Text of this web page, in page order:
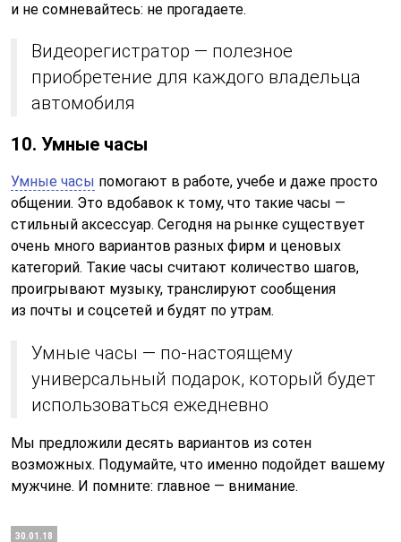
30.01.18
и не сомневайтесь: не прогадаете.
Видеорегистратор — полезное
приобретение для каждого владельца
автомобиля
10. Умные часы
Умные часы помогают в работе, учебе и даже просто
общении. Это вдобавок к тому, что такие часы —
стильный аксессуар. Сегодня на рынке существует
очень много вариантов разных фирм и ценовых
категорий. Такие часы считают количество шагов,
проигрывают музыку, транслируют сообщения
из почты и соцсетей и будят по утрам.
Умные часы — по-настоящему
универсальный подарок, который будет
использоваться ежедневно
Мы предложили десять вариантов из сотен
возможных. Подумайте, что именно подойдет вашему
мужчине. И помните: главное — внимание.